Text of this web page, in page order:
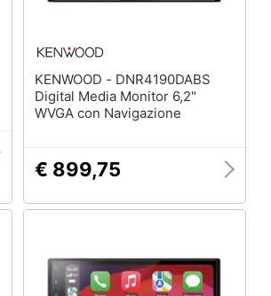
KENWOOD - DNR4190DABS
Digital Media Monitor 6,2"
WVGA con Navigazione
€ 899,75